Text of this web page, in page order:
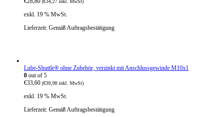
exkl. 19 % MwSt.
Lieferzeit: Gemäß Auftragsbestätigung
Lube-Shuttle® ohne Zubehör, verzinkt mit Anschlussgewinde M10x1
0 out of 5
€33,60 (€39,98 inkl. MwSt)
exkl. 19 % MwSt.
Lieferzeit: Gemäß Auftragsbestätigung